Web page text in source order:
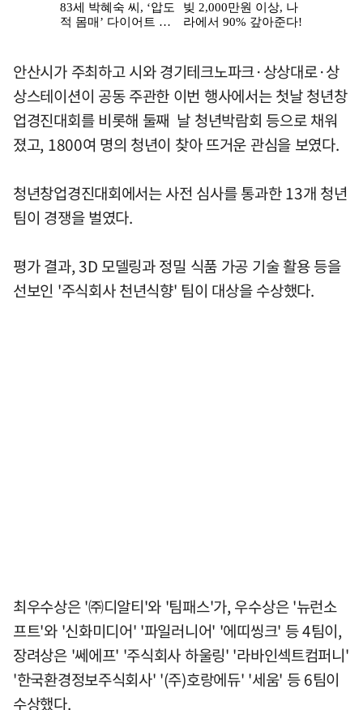
안산시가 주최하고 시와 경기테크노파크·상상대로·상
상스테이션이 공동 주관한 이번 행사에서는 첫날 청년창
업경진대회를 비롯해 둘째 날 청년박람회 등으로 채워
졌고, 1800여 명의 청년이 찾아 뜨거운 관심을 보였다.
청년창업경진대회에서는 사전 심사를 통과한 13개 청년
팀이 경쟁을 벌였다.
평가 결과, 3D 모델링과 정밀 식품 가공 기술 활용 등을
선보인 '주식회사 천년식향' 팀이 대상을 수상했다.
최우수상은 '㈜디알티'와 '팀패스'가, 우수상은 '뉴런소
프트'와 '신화미디어' '파일러니어' '에띠씽크' 등 4팀이,
장려상은 '쎄에프' '주식회사 하울링' '라바인섹트컴퍼니'
'한국환경정보주식회사' '(주)호랑에듀' '세움' 등 6팀이
수상했다.